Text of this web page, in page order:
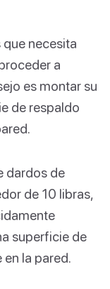
necesita
a
es montar su
de respaldo
dardos de
de 10 libras,
superficie de
la pared.